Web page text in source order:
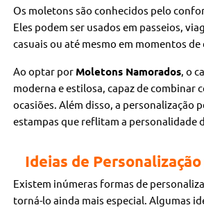
Os moletons são conhecidos pelo
Eles podem ser usados em passeios,
casuais ou até mesmo em momentos de
Ao optar por Moletons Namorados, o
moderna e estilosa, capaz de combinar
ocasiões. Além disso, a personalização
estampas que reflitam a personalidade
Ideias de Personalização
Existem inúmeras formas de
torná-lo ainda mais especial. Algumas